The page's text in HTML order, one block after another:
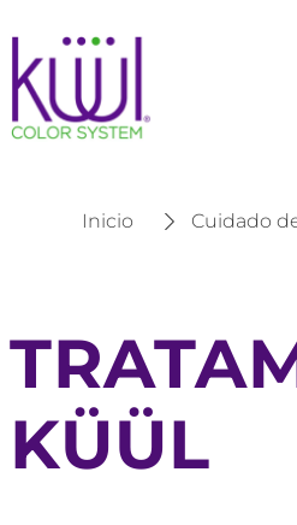
Inicio Cuidado
KÜÜL